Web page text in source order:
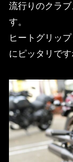
流行りのクラ
す。
ヒートグリッ
にピッタリです